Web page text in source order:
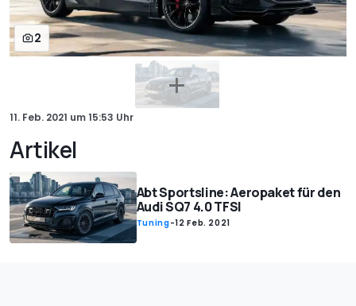
2
11. Feb. 2021 um15:53 Uhr
Artikel
Abt Sportsline: Aeropaket für den
Audi SQ7 4.0 TFSI
Tuning-12 Feb. 2021